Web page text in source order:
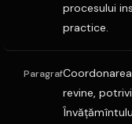
procesului
practice.
Paragraf
revine,